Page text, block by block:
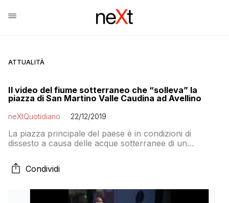
ATTUALITÀ
Il video del fiume sotterraneo che “solleva” la
piazza di San Martino Valle Caudina ad Avellino
neXtQuotidiano 22/12/2019
La piazza principale del paese è in condizioni di
dissesto a causa delle acque sotterranee di un
cresciuto a dismisura sollevando il manto stradale.
Condividi